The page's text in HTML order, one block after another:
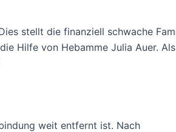
stellt die finanziell schwache
Hilfe von Hebamme Julia Auer. Als
weit entfernt ist. Nach